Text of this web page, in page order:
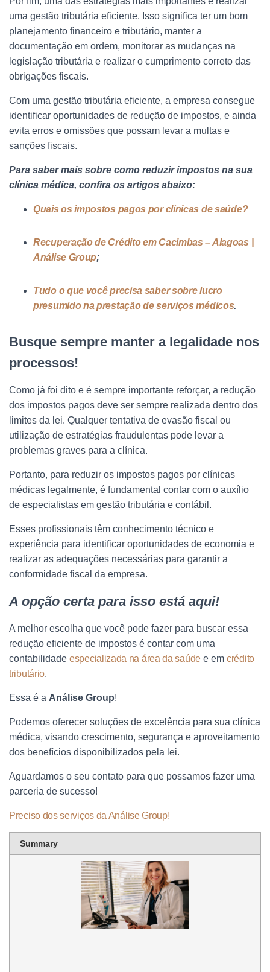
uma gestão tributária eficiente. Isso significa ter um bom
planejamento financeiro e tributário, manter a
documentação em ordem, monitorar as mudanças na
legislação tributária e realizar o cumprimento correto das
obrigações fiscais.
Com uma gestão tributária eficiente, a empresa consegue
identificar oportunidades de redução de impostos, e ainda
evita erros e omissões que possam levar a multas e
sanções fiscais.
Para saber mais sobre como reduzir impostos na sua
clínica médica, confira os artigos abaixo:
Quais os impostos pagos por clínicas de saúde?
Recuperação de Crédito em Cacimbas – Alagoas |
Análise Group;
Tudo o que você precisa saber sobre lucro
presumido na prestação de serviços médicos.
Busque sempre manter a legalidade nos
processos!
Como já foi dito e é sempre importante reforçar, a redução
dos impostos pagos deve ser sempre realizada dentro dos
limites da lei. Qualquer tentativa de evasão fiscal ou
utilização de estratégias fraudulentas pode levar a
problemas graves para a clínica.
Portanto, para reduzir os impostos pagos por clínicas
médicas legalmente, é fundamental contar com o auxílio
de especialistas em gestão tributária e contábil.
Esses profissionais têm conhecimento técnico e
experiência para identificar oportunidades de economia e
realizar as adequações necessárias para garantir a
conformidade fiscal da empresa.
A opção certa para isso está aqui!
A melhor escolha que você pode fazer para buscar essa
redução eficiente de impostos é contar com uma
contabilidade especializada na área da saúde e em crédito
tributário.
Essa é a Análise Group!
Podemos oferecer soluções de excelência para sua clínica
médica, visando crescimento, segurança e aproveitamento
dos benefícios disponibilizados pela lei.
Aguardamos o seu contato para que possamos fazer uma
parceria de sucesso!
Preciso dos serviços da Análise Group!
Summary